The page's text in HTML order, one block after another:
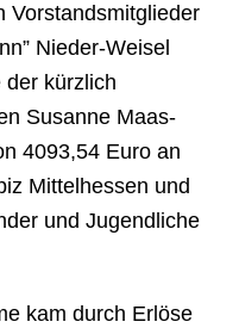
Vorstandsmitglieder
” Nieder-Weisel
der kürzlich
Susanne Maas-
4093,54 Euro an
Mittelhessen und
und Jugendliche
kam durch Erl öse